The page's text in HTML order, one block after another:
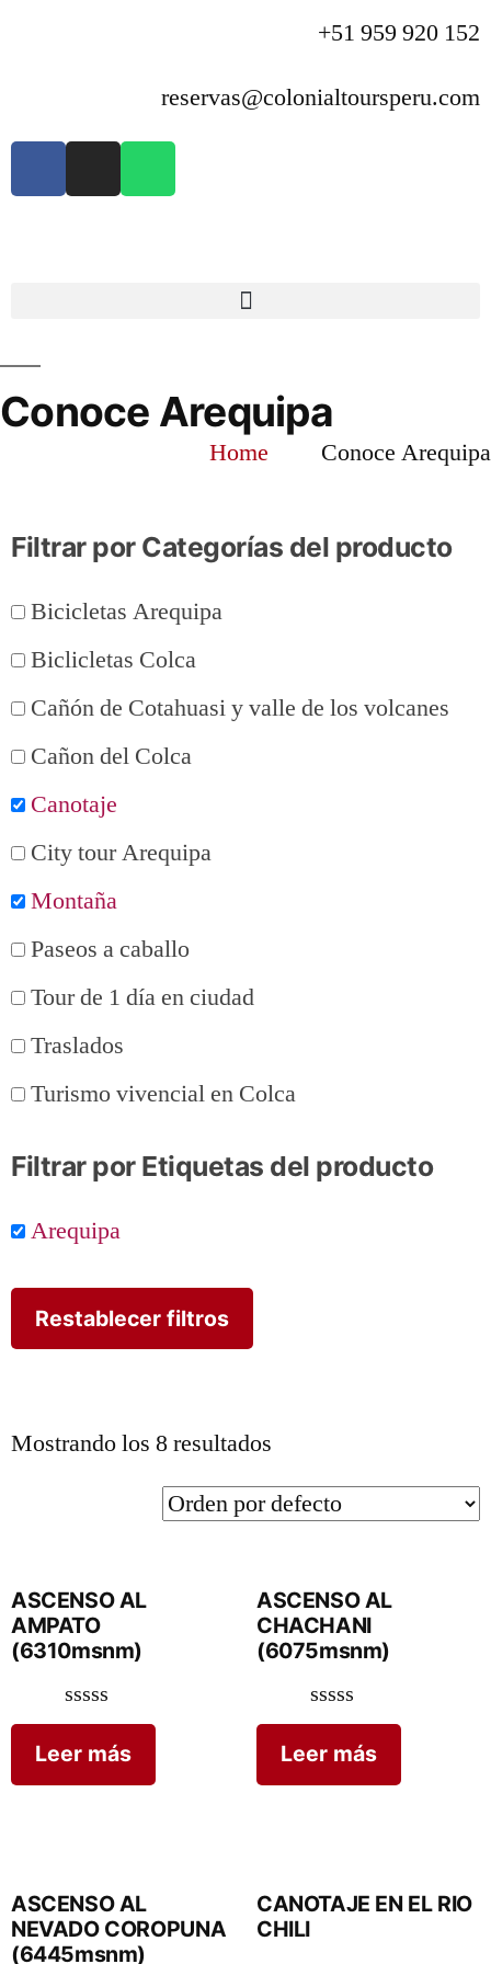
+51 959 920 152
reservas@colonialtoursperu.com
Conoce Arequipa
Home Conoce Arequipa
Filtrar por Categorías del producto
Bicicletas Arequipa
Biclicletas Colca
Cañón de Cotahuasi y valle de los volcanes
Cañon del Colca
Canotaje
City tour Arequipa
Montaña
Paseos a caballo
Tour de 1 día en ciudad
Traslados
Turismo vivencial en Colca
Filtrar por Etiquetas del producto
Arequipa
Restablecer filtros
Mostrando los 8 resultados
ASCENSO AL
AMPATO
(6310msnm)
Valorado
en
0
de
Leer más
ASCENSO AL
CHACHANI
(6075msnm)
Valorado
en
0
de
Leer más
ASCENSO AL
NEVADO COROPUNA
(6445msnm)
CANOTAJE EN EL RIO
CHILI